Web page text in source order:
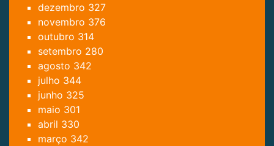
dezembro 327
novembro 376
outubro 314
setembro 280
agosto 342
julho 344
junho 325
maio 301
abril 330
março 342